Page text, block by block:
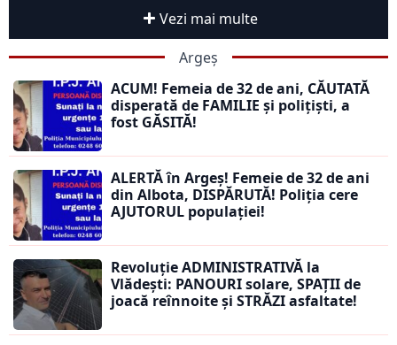
Vezi mai multe
Argeș
ACUM! Femeia de 32 de ani, CĂUTATĂ
disperată de FAMILIE și polițiști, a
fost GĂSITĂ!
ALERTĂ în Argeș! Femeie de 32 de ani
din Albota, DISPĂRUTĂ! Poliția cere
AJUTORUL populației!
Revoluție ADMINISTRATIVĂ la
Vlădești: PANOURI solare, SPAȚII de
joacă reînnoite și STRĂZI asfaltate!